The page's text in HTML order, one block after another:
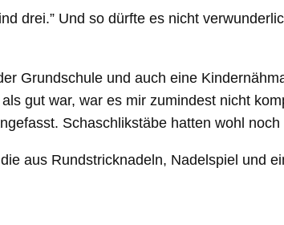
drei.” Und so dürfte es nicht
Grundschule und auch eine
gut war, war es mir zumindest nicht
Schaschlikstäbe hatten wohl
aus Rundstricknadeln, Nadelspiel und